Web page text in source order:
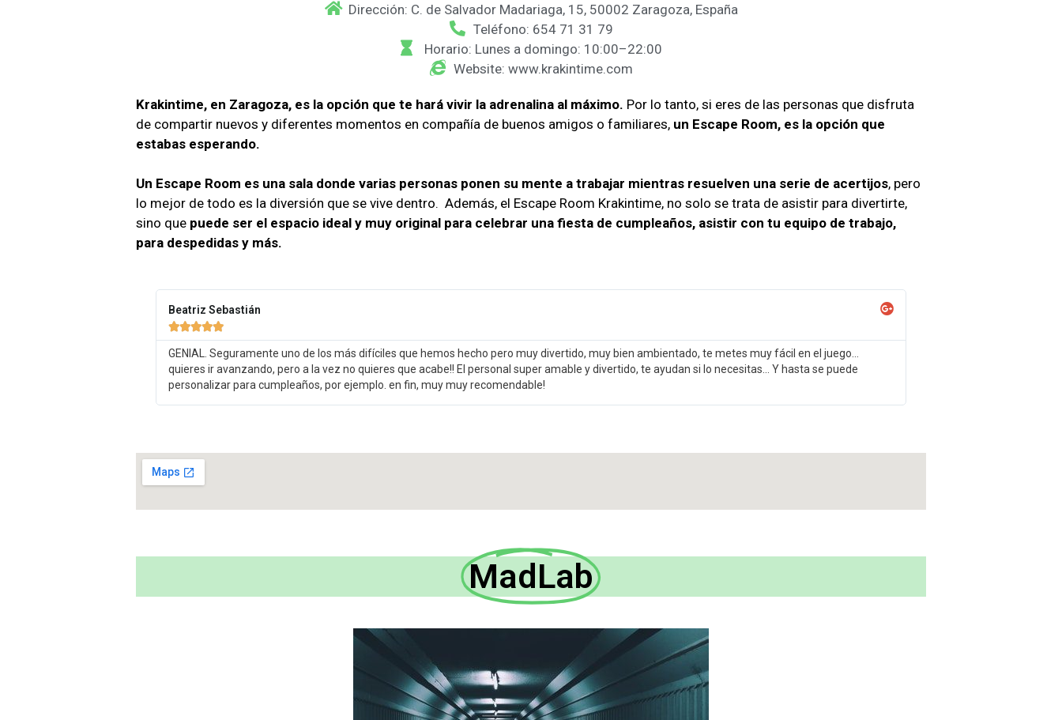
Dirección: C. de Salvador Madariaga, 15, 50002 Zaragoza, España
Teléfono: 654 71 31 79
Horario: Lunes a domingo: 10:00–22:00
Website: www.krakintime.com
Krakintime, en Zaragoza, es la opción que te hará vivir la adrenalina al máximo. Por lo tanto, si eres de las personas que disfruta
de compartir nuevos y diferentes momentos en compañía de buenos amigos o familiares, un Escape Room, es la opción que
estabas esperando.
Un Escape Room es una sala donde varias personas ponen su mente a trabajar mientras resuelven una serie de acertijos, pero
lo mejor de todo es la diversión que se vive dentro. Además, el Escape Room Krakintime, no solo se trata de asistir para divertirte,
sino que puede ser el espacio ideal y muy original para celebrar una fiesta de cumpleaños, asistir con tu equipo de trabajo,
para despedidas y más.
Beatriz Sebastián

GENIAL. Seguramente uno de los más difíciles que hemos hecho pero muy divertido, muy bien ambientado, te metes muy fácil en el juego…
quieres ir avanzando, pero a la vez no quieres que acabe!! El personal super amable y divertido, te ayudan si lo necesitas... Y hasta se puede
personalizar para cumpleaños, por ejemplo. en fin, muy muy recomendable!
MadLab